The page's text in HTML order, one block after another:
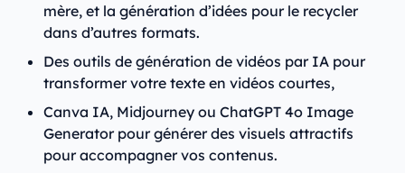
mère, et la génération d’idées pour le recycler
dans d’autres formats.
Des outils de génération de vidéos par IA pour
transformer votre texte en vidéos courtes,
Canva IA, Midjourney ou ChatGPT 4o Image
Generator pour générer des visuels attractifs
pour accompagner vos contenus.